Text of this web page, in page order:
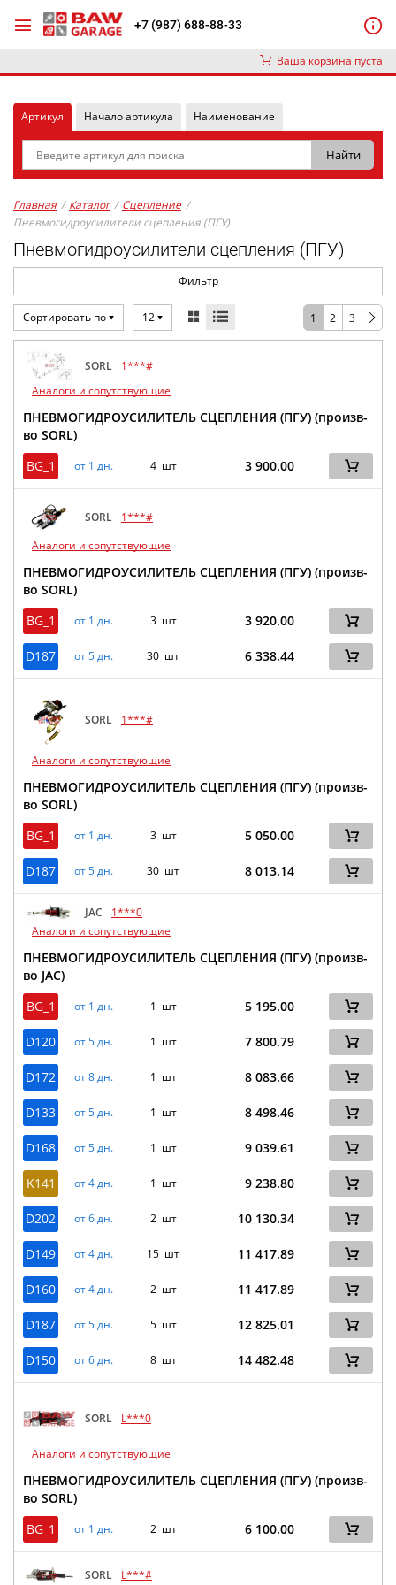
+7 (987) 688-88-33
Ваша корзина пуста
Артикул Начало артикула Наименование
Главная / Каталог / Сцепление /
Пневмогидроусилители сцепления (ПГУ)
Пневмогидроусилители сцепления (ПГУ)
Фильтр
Сортировать по 12 1 2 3
SORL
1***#
Аналоги и сопутствующие
ПНЕВМОГИДРОУСИЛИТЕЛЬ СЦЕПЛЕНИЯ (ПГУ) (произв-
во SORL)
BG_1
от 1 дн. 4 шт 3 900.00
SORL
1***#
Аналоги и сопутствующие
ПНЕВМОГИДРОУСИЛИТЕЛЬ СЦЕПЛЕНИЯ (ПГУ) (произв-
во SORL)
BG_1
от 1 дн. 3 шт 3 920.00
D187 от 5 дн. 30 шт 6 338.44
SORL 1***#
Аналоги и сопутствующие
ПНЕВМОГИДРОУСИЛИТЕЛЬ СЦЕПЛЕНИЯ (ПГУ) (произв-
во SORL)
BG_1
от 1 дн. 3 шт 5 050.00
D187 от 5 дн. 30 шт 8 013.14
JAC
1***0
Аналоги и сопутствующие
ПНЕВМОГИДРОУСИЛИТЕЛЬ СЦЕПЛЕНИЯ (ПГУ) (произв-
во JAC)
BG_1
от 1 дн. 1 шт 5 195.00
D120 от 5 дн. 1 шт 7 800.79
D172 от 8 дн. 1 шт 8 083.66
D133 от 5 дн. 1 шт 8 498.46
D168 от 5 дн. 1 шт 9 039.61
K141 от 4 дн. 1 шт 9 238.80
D202 от 6 дн. 2 шт 10 130.34
D149 от 4 дн. 15 шт 11 417.89
D160 от 4 дн. 2 шт 11 417.89
D187 от 5 дн. 5 шт 12 825.01
D150 от 6 дн. 8 шт 14 482.48
SORL L***0
Аналоги и сопутствующие
ПНЕВМОГИДРОУСИЛИТЕЛЬ СЦЕПЛЕНИЯ (ПГУ) (произв-
во SORL)
BG_1
от 1 дн. 2 шт 6 100.00
SORL L***#